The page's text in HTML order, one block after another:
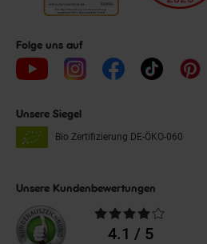
Folge uns auf
Unsere Siegel
Bio Zertifizierung DE-ÖKO-060
Unsere Kundenbewertungen
Durchschnittliche
Bewertungen4.1 / 5